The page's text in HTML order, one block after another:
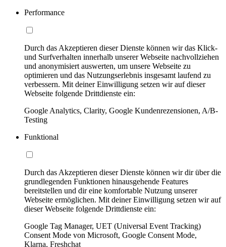
Performance
Durch das Akzeptieren dieser Dienste können wir das Klick-
und Surfverhalten innerhalb unserer Webseite nachvollziehen
und anonymisiert auswerten, um unsere Webseite zu
optimieren und das Nutzungserlebnis insgesamt laufend zu
verbessern. Mit deiner Einwilligung setzen wir auf dieser
Webseite folgende Drittdienste ein:
Google Analytics, Clarity, Google Kundenrezensionen, A/B-
Testing
Funktional
Durch das Akzeptieren dieser Dienste können wir dir über die
grundlegenden Funktionen hinausgehende Features
bereitstellen und dir eine komfortable Nutzung unserer
Webseite ermöglichen. Mit deiner Einwilligung setzen wir auf
dieser Webseite folgende Drittdienste ein:
Google Tag Manager, UET (Universal Event Tracking)
Consent Mode von Microsoft, Google Consent Mode,
Klarna, Freshchat